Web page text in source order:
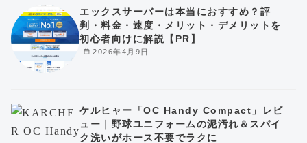
2026年4月9日
エックスサーバーは本当におすすめ？評
判・料金・速度・メリット・デメリットを
初心者向けに解説【PR】
ケルヒャー「OC Handy Compact」レビ
ュー｜野球ユニフォームの泥汚れ＆スパイ
ク洗いがホース不要でラクに